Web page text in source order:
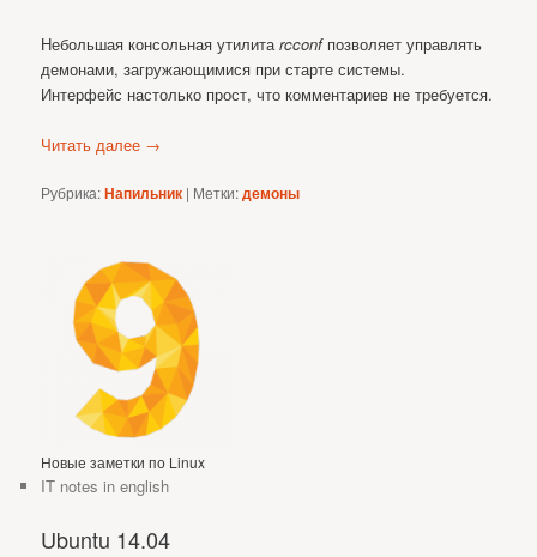
Небольшая консольная утилитаrcconfпозволяет управлять
демонами, загружающимися при старте системы.
Интерфейс настолько прост, что комментариев не требуется.
Читать далее →
Рубрика:Напильник | Метки:демоны
Новые заметки по Linux
IT notes in english
Ubuntu 14.04